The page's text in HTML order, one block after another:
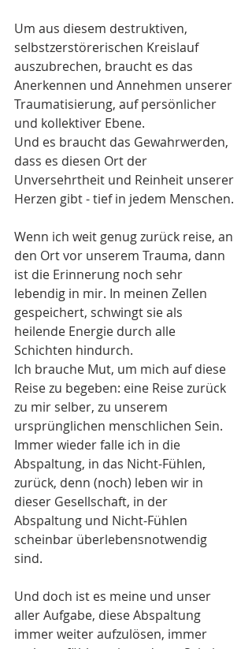
Um aus diesem destruktiven,
selbstzerstörerischen Kreislauf
auszubrechen, braucht es das
Anerkennen und Annehmen unserer
Traumatisierung, auf persönlicher
und kollektiver Ebene.
Und es braucht das Gewahrwerden,
dass es diesen Ort der
Unversehrtheit und Reinheit unserer
Herzen gibt - tief in jedem Menschen.
Wenn ich weit genug zurück reise, an
den Ort vor unserem Trauma, dann
ist die Erinnerung noch sehr
lebendig in mir. In meinen Zellen
gespeichert, schwingt sie als
heilende Energie durch alle
Schichten hindurch.
Ich brauche Mut, um mich auf diese
Reise zu begeben: eine Reise zurück
zu mir selber, zu unserem
ursprünglichen menschlichen Sein.
Immer wieder falle ich in die
Abspaltung, in das Nicht-Fühlen,
zurück, denn (noch) leben wir in
dieser Gesellschaft, in der
Abspaltung und Nicht-Fühlen
scheinbar überlebensnotwendig
sind.
Und doch ist es meine und unser
aller Aufgabe, diese Abspaltung
immer weiter aufzulösen, immer